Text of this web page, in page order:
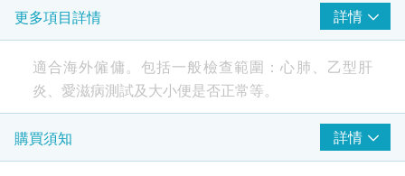
2 基本項目
基本健康評估
脈搏率
血壓
乙型肝炎表面抗原
肝炎檢查
250.0
乙型肝炎表面抗體
HK$
更多項目詳情 詳情
適合海外僱傭。包括一般檢查範圍：心肺、乙型肝
炎、愛滋病測試及大小便是否正常等。
該家傭計劃一般檢查範圍：心肺、乙型肝炎、愛滋病
測試及大小便是否正常等，為僱主提供足夠的資訊。
購買須知 詳情